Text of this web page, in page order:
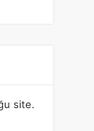
site.